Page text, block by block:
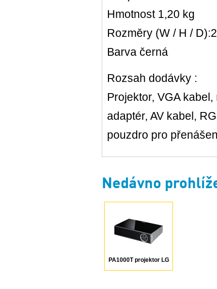
Hmotnost 1,20 kg
Rozměry (W / H /
Barva černá
Rozsah dodávky :
Projektor, VGA
adaptér, AV kabel,
pouzdro pro
Nedávno
PA1000T projektor LG